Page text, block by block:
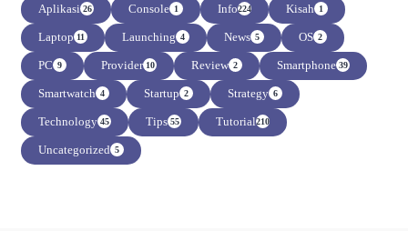
Aplikasi 26 Console 1 Info224 Kisah 1
Laptop 11 Launching 4 News 5 OS 2
PC 9 Provider 10 Review 2 Smartphone 39
Smartwatch 4 Startup 2 Strategy 6
Technology 45 Tips 55 Tutorial210
Uncategorized 5